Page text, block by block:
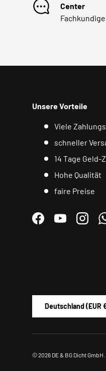
Center
Unsere Vorteile
Viele
schneller
14 Tage
Hohe Qualität
faire Preise
FacebookYouTube
Deutschland (EUR
© 2026 DE & BG Dicht GmbH